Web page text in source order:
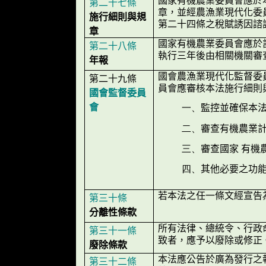
第二十七條
施行細則與規
章
章，並經農漁業現代化
第二十四條之稅賦誘因諮
第二十八條
年報
國家有機農業委員會應
執行三年後由相關機關審
第二十九條
國會監督委員
會
國會農漁業現代化監督
員會應審核本法施行細
一、 監控並確保本
二、 審查有機農業
三、 審查國家 有機
四、 其他必要之功
第三十條
分離性條款
若本法之任一條文經宣
第三十一條
廢除條款
所有法律、總統令、行
致者，應予以廢除或修正
第三十二條
本法應公告於廣為發行